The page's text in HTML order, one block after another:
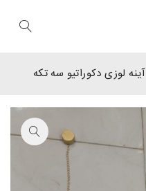
آینه لوزی دکوراتیو سه تکه